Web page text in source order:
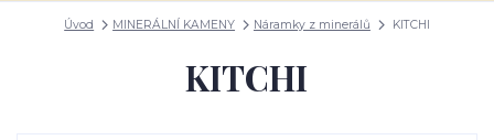
Úvod MINERÁLNÍ KAMENY Náramky z minerálů KITCHI
KITCHI